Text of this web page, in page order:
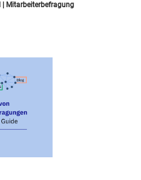
Mitarbeiterbefragung